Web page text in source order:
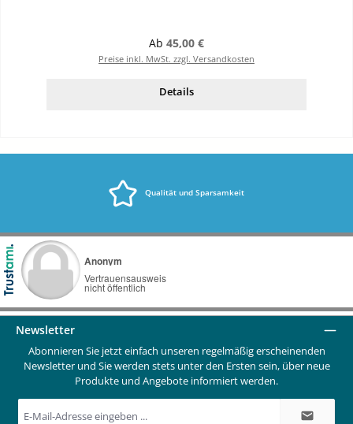
Regulärer Preis:
Ab 45,00 €
Preise inkl. MwSt. zzgl. Versandkosten
Details
Qualität und Sparsamkeit
Newsletter
Abonnieren Sie jetzt einfach unseren regelmäßig erscheinenden
Newsletter und Sie werden stets unter den Ersten sein, über neue
Produkte und Angebote informiert werden.
Mail-